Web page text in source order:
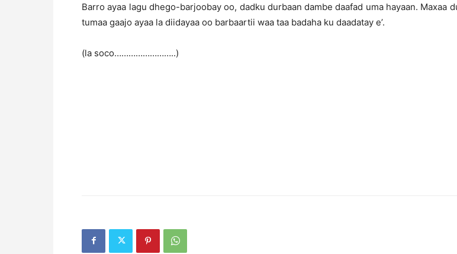
Barro ayaa lagu dhego-barjoobay oo, dadku durbaan dambe daafad uma hayaan. Maxaa
tumaa gaajo ayaa la diidayaa oo barbaartii waa taa badaha ku daadatay e’.
(la soco……………………..)